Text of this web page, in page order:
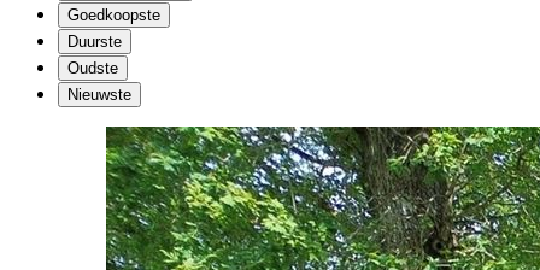
Goedkoopste
Duurste
Oudste
Nieuwste